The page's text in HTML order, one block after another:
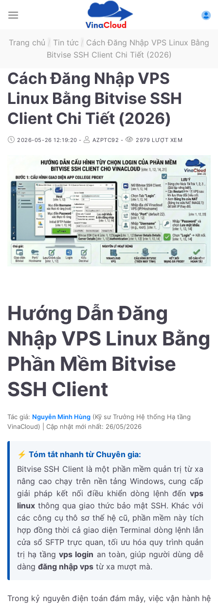
Trang chủ / Tin tức / Cách Đăng Nhập VPS Linux Bằng
Bitvise SSH Client Chi Tiết (2026)
Cách Đăng Nhập VPS
Linux Bằng Bitvise SSH
Client Chi Tiết (2026)
2026-05-26 12:19:20 - AZPTC92 - 2979 LƯỢT XEM
Hướng Dẫn Đăng
Nhập VPS Linux Bằng
Phần Mềm Bitvise
SSH Client
Tác giả: Nguyễn Minh Hùng (Kỹ sư Trưởng Hệ thống Hạ tầng
VinaCloud) | Cập nhật mới nhất: 26/05/2026
⚡ Tóm tắt nhanh từ Chuyên gia:
Bitvise SSH Client là một phần mềm quản trị từ xa
nâng cao chạy trên nền tảng Windows, cung cấp
giải pháp kết nối điều khiển dòng lệnh đến vps
linux thông qua giao thức bảo mật SSH. Khác với
các công cụ thô sơ thế hệ cũ, phần mềm này tích
hợp đồng thời cả giao diện Terminal dòng lệnh lẫn
cửa sổ SFTP trực quan, tối ưu hóa quy trình quản
trị hạ tầngvps login an toàn, giúp người dùng dễ
dàng đăng nhập vps từ xa mượt mà.
Trong kỷ nguyên điện toán đám mây, việc vận hành hệ